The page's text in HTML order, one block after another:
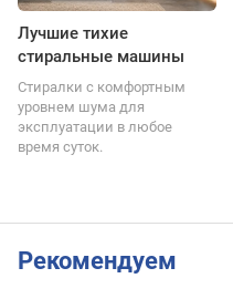
Лучшие тихие
стиральные машины
Стиралки с комфортным
уровнем шума для
эксплуатации в любое
время суток.
Рекомендуем